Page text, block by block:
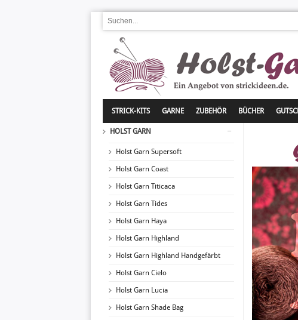
STRICK-KITS GARNE ZUBEHÖR BÜCHER
HOLST GARN
Holst Garn Supersoft
Holst Garn Coast
Holst Garn Titicaca
Holst Garn Tides
Holst Garn Haya
Holst Garn Highland
Holst Garn Highland Handgefärbt
Holst Garn Cielo
Holst Garn Lucia
Holst Garn Shade Bag